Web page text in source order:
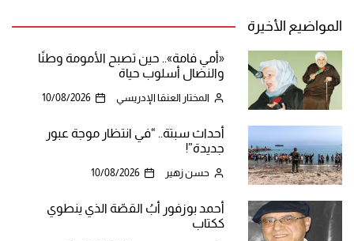
المواضيع الأخيرة
«أمي فامة».. حين تصبح الأمومة وطنًا
والنضال أسلوب حياة
المختار العنقا الإدريسي 10/08/2026
أحداث سبتة.. “في انتظار موجة عبور
جديدة”!
حسن زهير 10/08/2026
أحمد بوزفور أبُ القصّة الذي ينطوي
ككتاب